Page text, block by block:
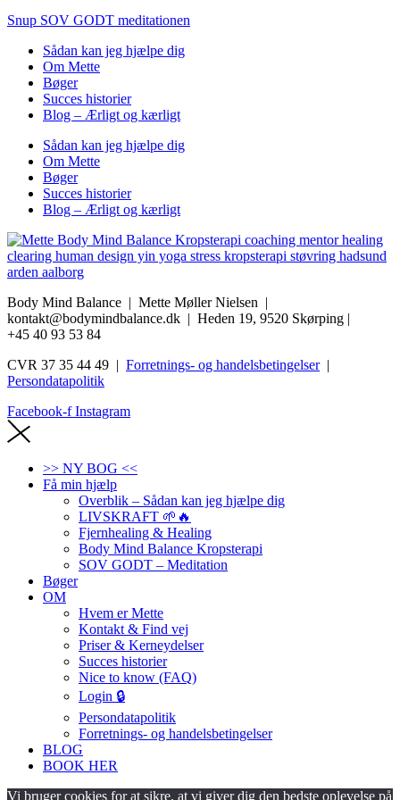
Snup SOV GODT meditationen
Sådan kan jeg hjælpe dig
Om Mette
Bøger
Succes historier
Blog – Ærligt og kærligt
Sådan kan jeg hjælpe dig
Om Mette
Bøger
Succes historier
Blog – Ærligt og kærligt
Body Mind Balance | Mette Møller Nielsen |
kontakt@bodymindbalance.dk | Heden 19, 9520 Skørping |
+45 40 93 53 84
CVR 37 35 44 49 | Forretnings- og handelsbetingelser|
Persondatapolitik
Facebook-f Instagram
>> NY BOG <<
Få min hjælp
Overblik – Sådan kan jeg hjælpe dig
LIVSKRAFT 🌱🔥
Fjernhealing & Healing
Body Mind Balance Kropsterapi
SOV GODT – Meditation
Bøger
OM
Hvem er Mette
Kontakt & Find vej
Priser & Kerneydelser
Succes historier
Nice to know (FAQ)
Login 🔒
Persondatapolitik
Forretnings- og handelsbetingelser
BLOG
BOOK HER
Vi bruger cookies for at sikre, at vi giver dig den bedste oplevelse på